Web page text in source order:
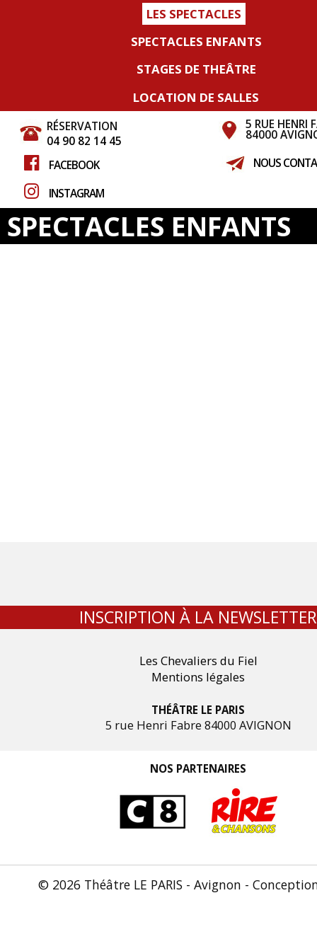
5 RUE HENRI
84000
RÉSERVATION
04 90 82 14 45
NOUS
FACEBOOK
INSTAGRAM
LES SPECTACLES
SPECTACLES ENFANTS
STAGES DE THEÂTRE
LOCATION DE SALLES
SPECTACLES ENFANTS
INSCRIPTION À LA NEWSLETTER
Les Chevaliers du Fiel
Mentions légales
THÉÂTRE LE PARIS
5 rue Henri Fabre 84000 AVIGNON
NOS PARTENAIRES
© 2026 Théâtre LE PARIS - Avignon -